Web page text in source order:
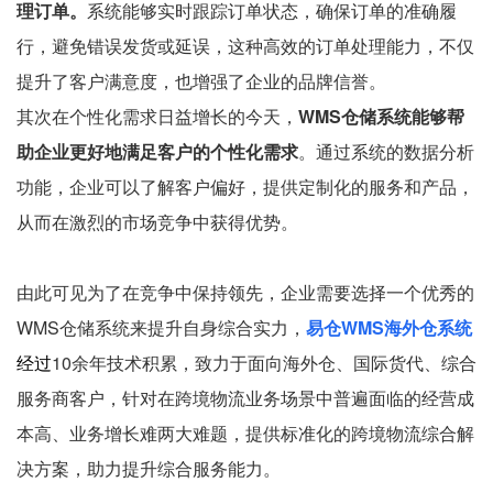
理订单。 系统能够实时跟踪订单状态，确保订单的准确履
行，避免错误发货或延误，这种高效的订单处理能力，不仅
提升了客户满意度，也增强了企业的品牌信誉。
其次在个性化需求日益增长的今天， WMS仓储系统能够帮
助企业更好地满足客户的个性化需求。通过系统的数据分析
功能，企业可以了解客户偏好，提供定制化的服务和产品，
从而在激烈的市场竞争中获得优势。
由此可见为了在竞争中保持领先，企业需要选择一个优秀的
WMS仓储系统来提升自身综合实力， 易仓WMS海外仓系统
经过10余年技术积累，致力于面向海外仓、国际货代、综合
服务商客户，针对在跨境物流业务场景中普遍面临的经营成
本高、业务增长难两大难题，提供标准化的跨境物流综合解
决方案，助力提升综合服务能力。